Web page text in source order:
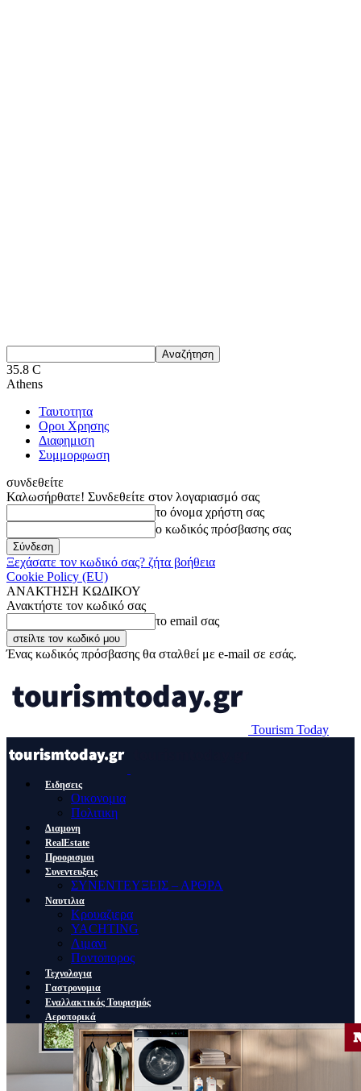
35.8 C
Athens
Ταυτοτητα
Οροι Χρησης
Διαφημιση
Συμμορφωση
συνδεθείτε
Καλωσήρθατε! Συνδεθείτε στον λογαριασμό σας
το όνομα χρήστη σας
ο κωδικός πρόσβασης σας
Ξεχάσατε τον κωδικό σας? ζήτα βοήθεια
Cookie Policy (EU)
ΑΝΑΚΤΗΣΗ ΚΩΔΙΚΟΥ
Ανακτήστε τον κωδικό σας
το email σας
Ένας κωδικός πρόσβασης θα σταλθεί με e-mail σε εσάς.
Tourism Today
Ειδησεις
Οικονομια
Πολιτικη
Διαμονη
RealEstate
Προορισμοι
Συνεντευξεις
ΣΥΝΕΝΤΕΥΞΕΙΣ – ΑΡΘΡΑ
Ναυτιλια
Κρουαζιερα
YACHTING
Λιμανι
Ποντοπορος
Τεχνολογια
Γαστρονομια
Εναλλακτικός Τουρισμός
Αεροπορικά